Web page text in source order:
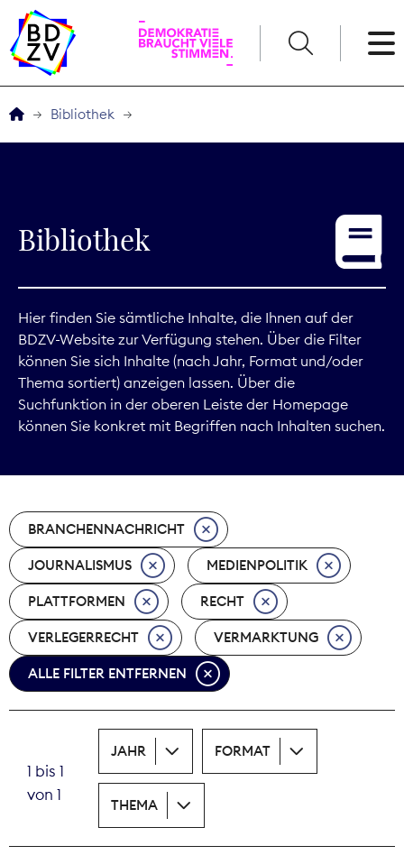
Service
Digitales
Kommunikation
Marktdaten
Nachhaltigkeit
Nachwuchs
Nova Award
Pressefreiheit
Print
Recht
Tarifpolitik
Theodor-Wolff-Preis
Bibliothek
Bibliothek
Hier finden Sie sämtliche Inhalte, die Ihnen auf der
BDZV-Website zur Verfügung stehen. Über die Filter
können Sie sich Inhalte (nach Jahr, Format und/oder
Thema sortiert) anzeigen lassen. Über die
Suchfunktion in der oberen Leiste der Homepage
können Sie konkret mit Begriffen nach Inhalten suchen.
BRANCHENNACHRICHT
JOURNALISMUS MEDIENPOLITIK
PLATTFORMEN RECHT
VERLEGERRECHT VERMARKTUNG
ALLE FILTER ENTFERNEN
1 bis 1
von 1
JAHR FORMAT
THEMA